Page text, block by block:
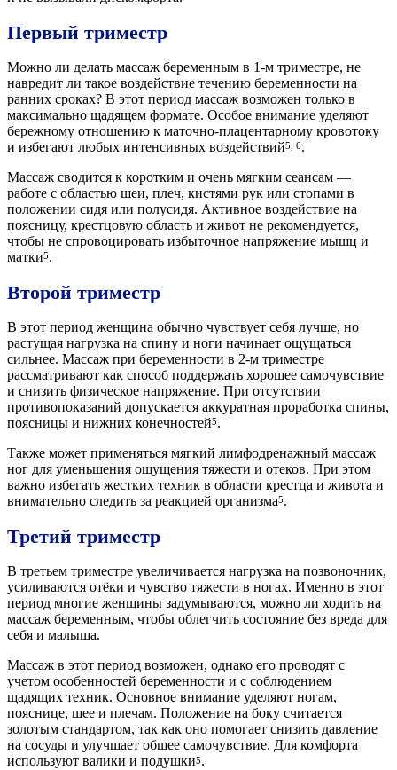
Первый триместр
Можно ли делать массаж беременным в 1-м триместре, не
навредит ли такое воздействие течению беременности на
ранних сроках? В этот период массаж возможен только в
максимально щадящем формате. Особое внимание уделяют
бережному отношению к маточно-плацентарному кровотоку
и избегают любых интенсивных воздействий5, 6.
Массаж сводится к коротким и очень мягким сеансам —
работе с областью шеи, плеч, кистями рук или стопами в
положении сидя или полусидя. Активное воздействие на
поясницу, крестцовую область и живот не рекомендуется,
чтобы не спровоцировать избыточное напряжение мышц и
матки5.
Второй триместр
В этот период женщина обычно чувствует себя лучше, но
растущая нагрузка на спину и ноги начинает ощущаться
сильнее. Массаж при беременности в 2-м триместре
рассматривают как способ поддержать хорошее самочувствие
и снизить физическое напряжение. При отсутствии
противопоказаний допускается аккуратная проработка спины,
поясницы и нижних конечностей5.
Также может применяться мягкий лимфодренажный массаж
ног для уменьшения ощущения тяжести и отеков. При этом
важно избегать жестких техник в области крестца и живота и
внимательно следить за реакцией организма5.
Третий триместр
В третьем триместре увеличивается нагрузка на позвоночник,
усиливаются отёки и чувство тяжести в ногах. Именно в этот
период многие женщины задумываются, можно ли ходить на
массаж беременным, чтобы облегчить состояние без вреда для
себя и малыша.
Массаж в этот период возможен, однако его проводят с
учетом особенностей беременности и с соблюдением
щадящих техник. Основное внимание уделяют ногам,
пояснице, шее и плечам. Положение на боку считается
золотым стандартом, так как оно помогает снизить давление
на сосуды и улучшает общее самочувствие. Для комфорта
используют валики и подушки5.